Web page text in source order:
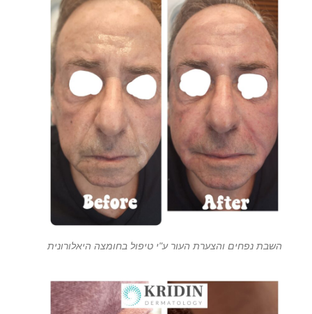
השבת נפחים והצערת העור ע"י טיפול בחומצה היאלורונית